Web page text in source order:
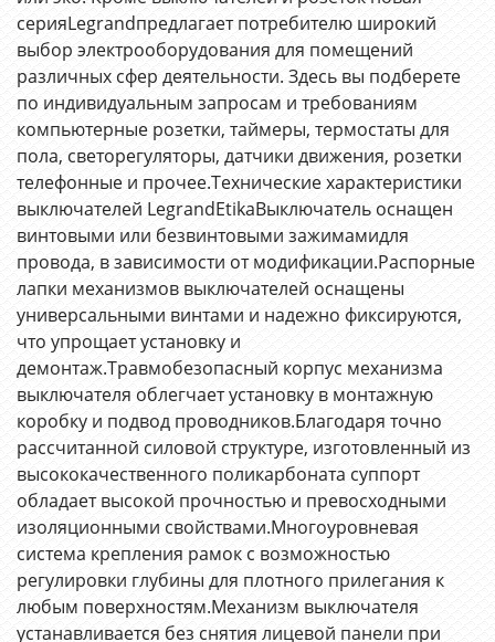
серияLegrandпредлагает потребителю широкий
выбор электрооборудования для помещений
различных сфер деятельности. Здесь вы подберете
по индивидуальным запросам и требованиям
компьютерные розетки, таймеры, термостаты для
пола, светорегуляторы, датчики движения, розетки
телефонные и прочее.Технические характеристики
выключателей LegrandEtikaВыключатель оснащен
винтовыми или безвинтовыми зажимамидля
провода, в зависимости от модификации.Распорные
лапки механизмов выключателей оснащены
универсальными винтами и надежно фиксируются,
что упрощает установку и
демонтаж.Травмобезопасный корпус механизма
выключателя облегчает установку в монтажную
коробку и подвод проводников.Благодаря точно
рассчитанной силовой структуре, изготовленный из
высококачественного поликарбоната суппорт
обладает высокой прочностью и превосходными
изоляционными свойствами.Многоуровневая
система крепления рамок с возможностью
регулировки глубины для плотного прилегания к
любым поверхностям.Механизм выключателя
устанавливается без снятия лицевой панели при